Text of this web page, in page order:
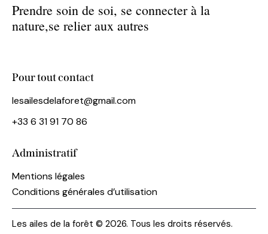
Prendre soin de soi, se connecter à la
nature,se relier aux autres
Pour tout contact
lesailesdelaforet@gmail.com
+33 6 31 91 70 86
Administratif
Mentions légales
Conditions générales d’utilisation
Les ailes de la forêt © 2026. Tous les droits réservés.